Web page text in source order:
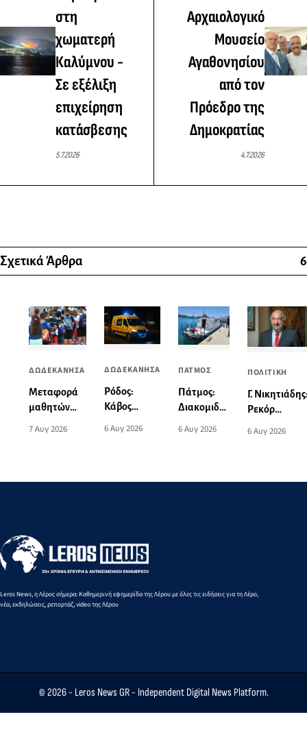
στη
χωματερή
Καλύμνου -
Σε εξέλιξη
επιχείρηση
κατάσβεσης
5.7.2026
Αρχαιολογικό
Μουσείο
Αγαθονησίου
από τον
Πρόεδρο της
Δημοκρατίας
4.7.2026
Σχετικά Άρθρα 6
ΔΩΔΕΚΑΝΗΣΑ
Mεταφορά
μαθητών
Περιφέρειες:
φέρνει νέα
7 Αυγ 2026
ΔΩΔΕΚΑΝΗΣΑ
Ρόδος:
Κάβος
ώρα της
νοσοκομείο
6 Αυγ 2026
ΠΑΤΜΟΣ
Πάτμος:
Διακομιδή
στη Λέρο
σκάφος του
6 Αυγ 2026
ΠΟΛΙΤΙΚΗ
Γ.
Ρεκόρ
στην
το αιολικό
6 Αυγ 2026
Leros News, η Λέρος σήμερα: Καθημερινή εφημερίδα της Λέρου με όλες τις ειδήσεις για τη Λέρο,
νέα, εκδηλώσεις, ρεπορτάζ, video της Λέρου
© 2026 - Leros News GR- Independent Digital News Platform.